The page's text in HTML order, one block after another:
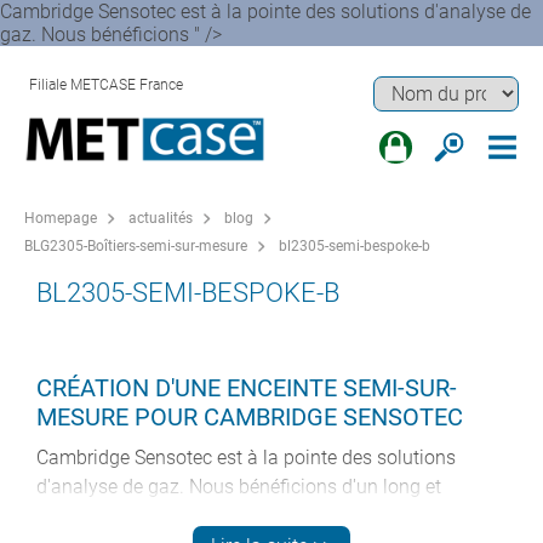
Cambridge Sensotec est à la pointe des solutions d'analyse de
gaz. Nous bénéficions " />
Filiale METCASE France
Homepage actualités
blog
BLG2305-Boîtiers-semi-sur-mesure
bl2305-semi-bespoke-b
BL2305-SEMI-BESPOKE-B
CRÉATION D'UNE ENCEINTE SEMI-SUR-
MESURE POUR CAMBRIDGE SENSOTEC
Cambridge Sensotec est à la pointe des solutions
d'analyse de gaz. Nous bénéficions d'un long et